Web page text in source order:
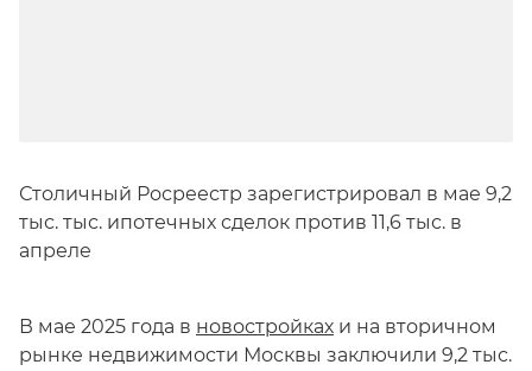
Столичный Росреестр зарегистрировал в мае 9,2
тыс. тыс. ипотечных сделок против 11,6 тыс. в
апреле
В мае 2025 года в новостройках и на вторичном
рынке недвижимости Москвы заключили 9,2 тыс.